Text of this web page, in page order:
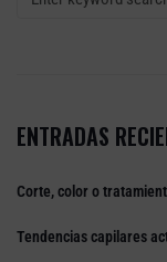
ENTRADAS
Corte, color o
Tendencias capilares